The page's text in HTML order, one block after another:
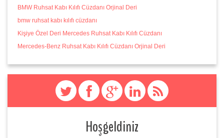
BMW Ruhsat Kabı Kılıfı Cüzdanı Orjinal Deri
bmw ruhsat kabı kılıfı cüzdanı
Kişiye Özel Deri Mercedes Ruhsat Kabı Kılıfı Cüzdanı
Mercedes-Benz Ruhsat Kabı Kılıfı Cüzdanı Orjinal Deri
Hoşgeldiniz